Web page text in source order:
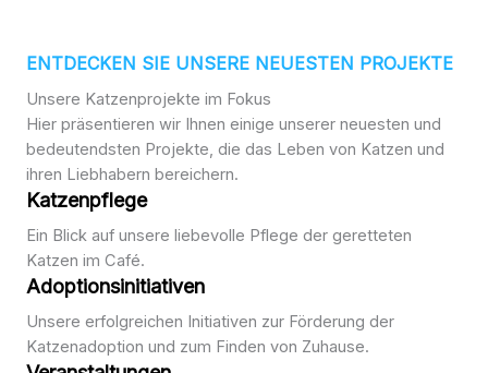
ENTDECKEN SIE UNSERE NEUESTEN PROJEKTE
Unsere Katzenprojekte im Fokus
Hier präsentieren wir Ihnen einige unserer neuesten und
bedeutendsten Projekte, die das Leben von Katzen und
ihren Liebhabern bereichern.
Katzenpflege
Ein Blick auf unsere liebevolle Pflege der geretteten
Katzen im Café.
Adoptionsinitiativen
Unsere erfolgreichen Initiativen zur Förderung der
Katzenadoption und zum Finden von Zuhause.